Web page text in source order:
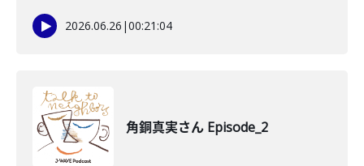
2026.06.26 |00:21:04
角銅真実さん Episode_2